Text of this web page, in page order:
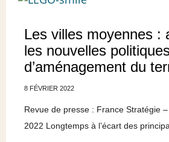
Les villes moyennes :
les nouvelles
d’aménagement du
8 FÉVRIER 2022
Revue de presse : France Stratégie
2022 Longtemps à l’écart des